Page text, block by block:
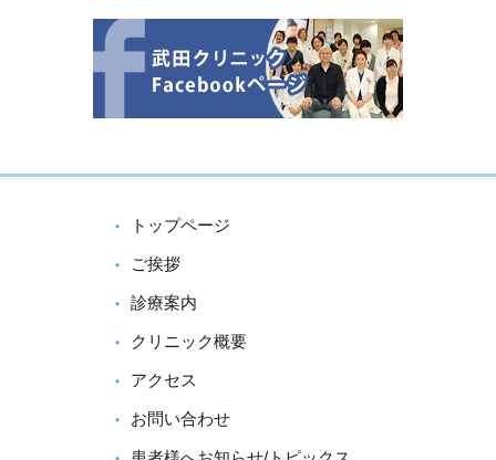
トップページ
ご挨拶
診療案内
クリニック概要
アクセス
お問い合わせ